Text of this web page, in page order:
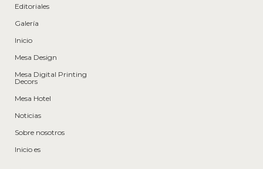
Editoriales
Galería
Inicio
Mesa Design
Mesa Digital Printing
Decors
Mesa Hotel
Noticias
Sobre nosotros
Inicio es